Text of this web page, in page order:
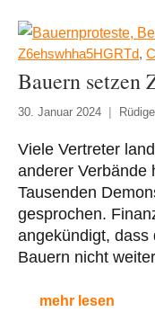
Z6ehswhha5HGRTd,
Bauern setzen
30. Januar 2024
Viele Vertreter
anderer Verbände
Tausenden
gesprochen.
angekündigt, dass
Bauern nicht
mehr lesen